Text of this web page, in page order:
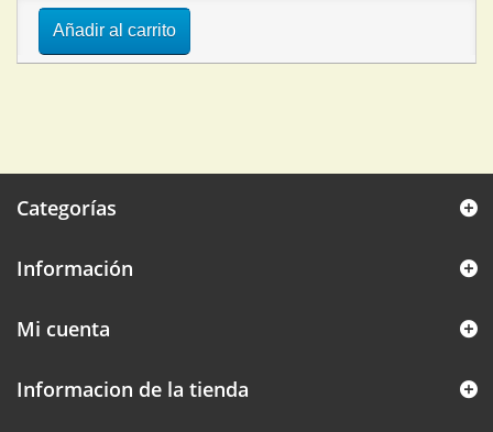
Añadir al carrito
Categorías
Información
Mi cuenta
Informacion de la tienda